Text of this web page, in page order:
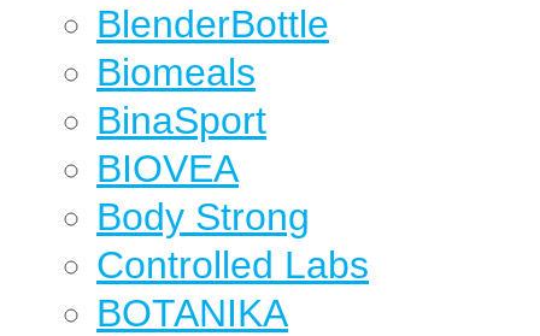
BlenderBottle
Biomeals
BinaSport
BIOVEA
Body Strong
Controlled Labs
BOTANIKA